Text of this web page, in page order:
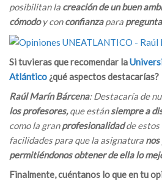
posibilitan la creación de un buen
cómodoy conconfianzapara
Si tuvieras que recomendar la
Atlántico ¿qué aspectos destacarías?
Raúl Marín Bárcena: Destacaría de
los profesores,que estánsiempre a
como la granprofesionalidadde estos
facilidades para que la asignatura
permitiéndonos obtener de ella lo
Finalmente, cuéntanos lo que en tu